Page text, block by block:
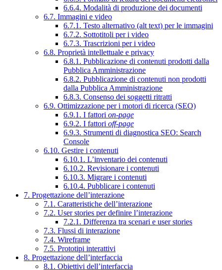
6.6.4. Modalità di produzione dei documenti
6.7. Immagini e video
6.7.1. Testo alternativo (alt text) per le immagini
6.7.2. Sottotitoli per i video
6.7.3. Trascrizioni per i video
6.8. Proprietà intellettuale e privacy
6.8.1. Pubblicazione di contenuti prodotti dalla
Pubblica Amministrazione
6.8.2. Pubblicazione di contenuti non prodotti
dalla Pubblica Amministrazione
6.8.3. Consenso dei soggetti ritratti
6.9. Ottimizzazione per i motori di ricerca (SEO)
6.9.1. I fattori on-page
6.9.2. I fattori off-page
6.9.3. Strumenti di diagnostica SEO: Search
Console
6.10. Gestire i contenuti
6.10.1. L’inventario dei contenuti
6.10.2. Revisionare i contenuti
6.10.3. Migrare i contenuti
6.10.4. Pubblicare i contenuti
7. Progettazione dell’interazione
7.1. Caratteristiche dell’interazione
7.2. User stories per definire l’interazione
7.2.1. Differenza tra scenari e user stories
7.3. Flussi di interazione
7.4. Wireframe
7.5. Prototipi interattivi
8. Progettazione dell’interfaccia
8.1. Obiettivi dell’interfaccia